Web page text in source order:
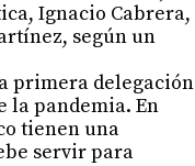
Ignacio Cabrera,
según un
primera delegación
la pandemia. En
tienen una
servir para